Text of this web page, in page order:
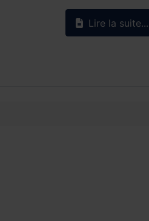
Lire la suite...